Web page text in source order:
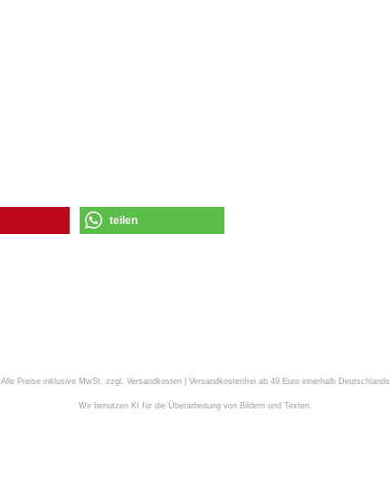
teilen
Alle Preise inklusive MwSt. zzgl. Versandkosten | Versandkostenfrei ab 49 Euro innerhalb Deutschlands
Wir benutzen KI für die Überarbeitung von Bildern und Texten.